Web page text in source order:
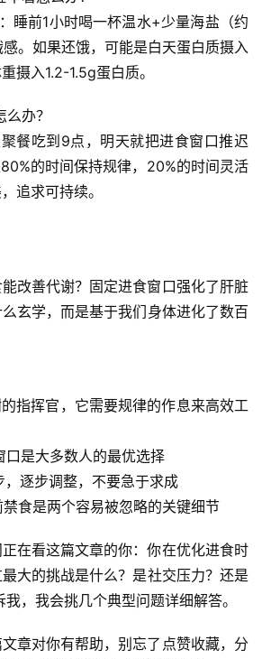
睡前1小时喝一杯温水+少量海盐（约
。如果还饿，可能是白天蛋白质摄入
摄入1.2-1.5g蛋白质。
办？
餐吃到9点，明天就把进食窗口推迟
的时间保持规律，20%的时间灵活
追求可持续。
改善代谢？固定进食窗口强化了肝脏
玄学，而是基于我们身体进化了数百
指挥官 ，它需要规律的作息来高效工
口是大多数人的最优选择
，逐步调整，不要急于求成
禁食是两个容易被忽略的关键细节
在看这篇文章的你：你在优化进食时
大的挑战是什么？是社交压力？还是
，我会挑几个典型问题详细解答。
章对你有帮助，别忘了点赞收藏，分